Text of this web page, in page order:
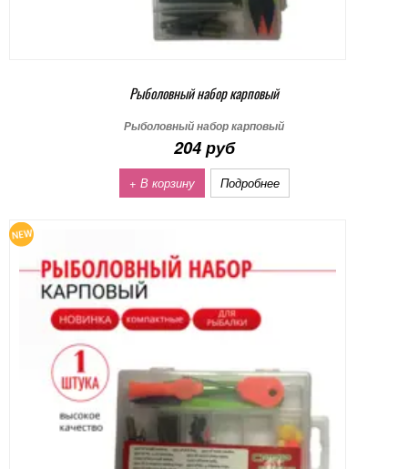
Рыболовный набор карповый
Рыболовный набор карповый
204 руб
+ В корзину Подробнее